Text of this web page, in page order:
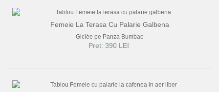
Femeie La Terasa Cu Palarie Galbena
Giclée pe Panza Bumbac
Pret: 390 LEI